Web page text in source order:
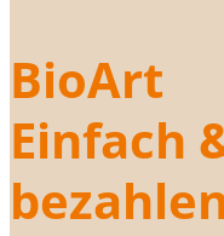
BioArt
Einfach